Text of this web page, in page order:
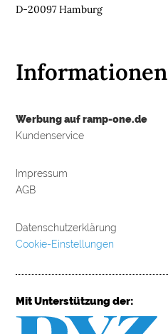
D-20097 Hamburg
Informationen
Werbung auf ramp-one.de
Kundenservice
Impressum
AGB
Datenschutzerklärung
Cookie-Einstellungen
Mit Unterstützung der: